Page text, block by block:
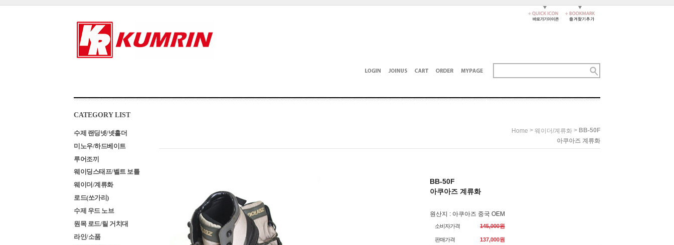
CATEGORY LIST
수제 랜딩넷/넷홀더
미노우/하드베이트
루어조끼
웨이딩스태프/벨트 보틀
웨이더/계류화
로드(쏘가리)
수제 우드 노브
원목 로드/릴 거치대
라인/소품
Home > 웨이더/계류화 > BB-50F
아쿠아즈 계류화
BB-50F
아쿠아즈 계류화
원산지 : 아쿠아즈 중국 OEM
소비자가격 145,000원
판매가격 137,000원